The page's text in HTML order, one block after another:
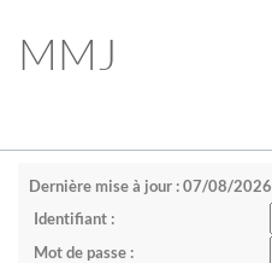
MMJ
Dernière mise à jour : 07/08/2026
Identifiant :
Mot de passe :